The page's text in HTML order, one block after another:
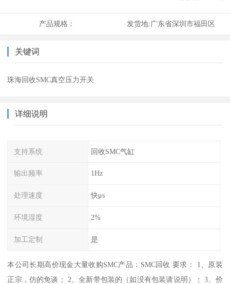
产品规格： 发货地:广东省深圳市福田区
关键词
珠海回收SMC真空压力开关
详细说明
支持系统 回收SMC气缸
输出频率 1Hz
处理速度 快μs
环境湿度 2%
加工定制 是
本公司长期高价现金大量收购SMC产品：SMC回收 要求： 1、原装
正宗，仿的免谈； 2、全新带包装的（如没有包装请说明）； 3、价